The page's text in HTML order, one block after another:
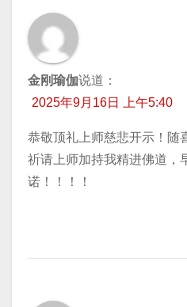
金刚瑜伽说道：
2025年9月16日 上午5:40
恭敬顶礼上师慈悲开示！随
祈请上师加持我精进佛道，
诺！！！！